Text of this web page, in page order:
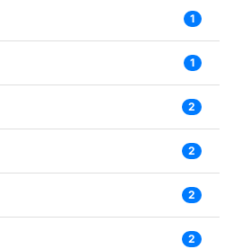
1
1
2
2
2
2